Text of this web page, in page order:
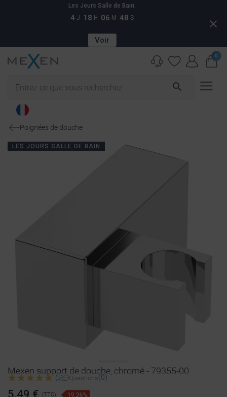
Les Jours Salle de Bain:
4 J 18 H 06 M 47 S
Voir
close
search
0
Poignées de douche
LES JOURS SALLE DE BAIN
Mexen support de douche, chromé - 79355-00
(5) Questions (0)
5,49 € (TTC) 19,26%